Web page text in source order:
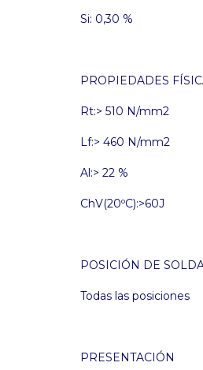
Si: 0,30 %
PROPIEDADES
Rt:> 510 N/mm2
Lf:> 460 N/mm2
Al:> 22 %
ChV(20ºC):>60J
POSICIÓN DE
Todas las posiciones
PRESENTACIÓN